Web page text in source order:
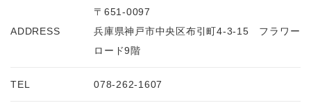
ADDRESS
〒651-0097
兵庫県神戸市中央区布引町4-3-15 フラワー
ロード9階
TEL 078-262-1607